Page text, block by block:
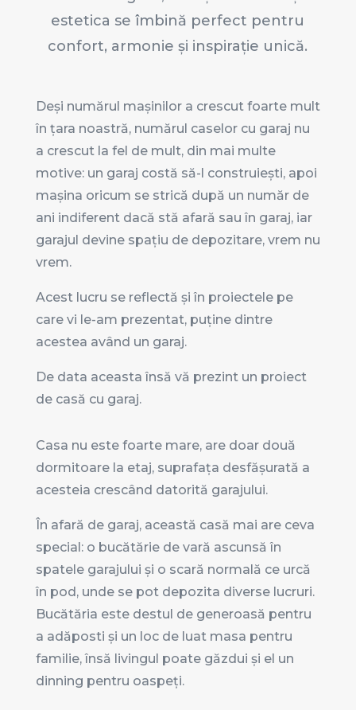
estetica se îmbină perfect pentru
confort, armonie și inspirație unică.
Deși numărul mașinilor a crescut foarte mult
în țara noastră, numărul caselor cu garaj nu
a crescut la fel de mult, din mai multe
motive: un garaj costă să-l construiești, apoi
mașina oricum se strică după un număr de
ani indiferent dacă stă afară sau în garaj, iar
garajul devine spațiu de depozitare, vrem nu
vrem.
Acest lucru se reflectă și în proiectele pe
care vi le-am prezentat, puține dintre
acestea având un garaj.
De data aceasta însă vă prezint un proiect
de casă cu garaj.
Casa nu este foarte mare, are doar două
dormitoare la etaj, suprafața desfășurată a
acesteia crescând datorită garajului.
În afară de garaj, această casă mai are ceva
special: o bucătărie de vară ascunsă în
spatele garajului și o scară normală ce urcă
în pod, unde se pot depozita diverse lucruri.
Bucătăria este destul de generoasă pentru
a adăposti și un loc de luat masa pentru
familie, însă livingul poate găzdui și el un
dinning pentru oaspeți.